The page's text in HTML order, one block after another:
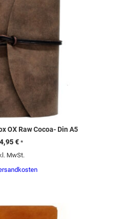
OX Raw Cocoa- Din A5
€ *
MwSt.